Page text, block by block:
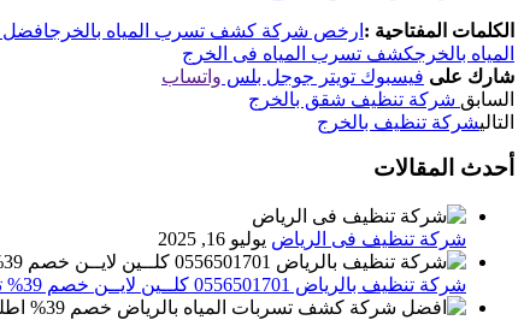
الكلمات المفتاحية : ارخص شركة كشف تسرب المياه بالخرجافضل
المياه بالخرجكشف تسرب المياه فى الخرج
شارك على فيسبوك تويتر جوجل بلس واتساب
السابق شركة تنظيف شقق بالخرج
التاليشركة تنظيف بالخرج
أحدث المقالات
شركة تنظيف فى الرياض يوليو 16, 2025
شركة تنظيف بالرياض 0556501701 كلــين لايــن خصم 39% تنظيف وتعقيم المنازل باحدث الاجهزة